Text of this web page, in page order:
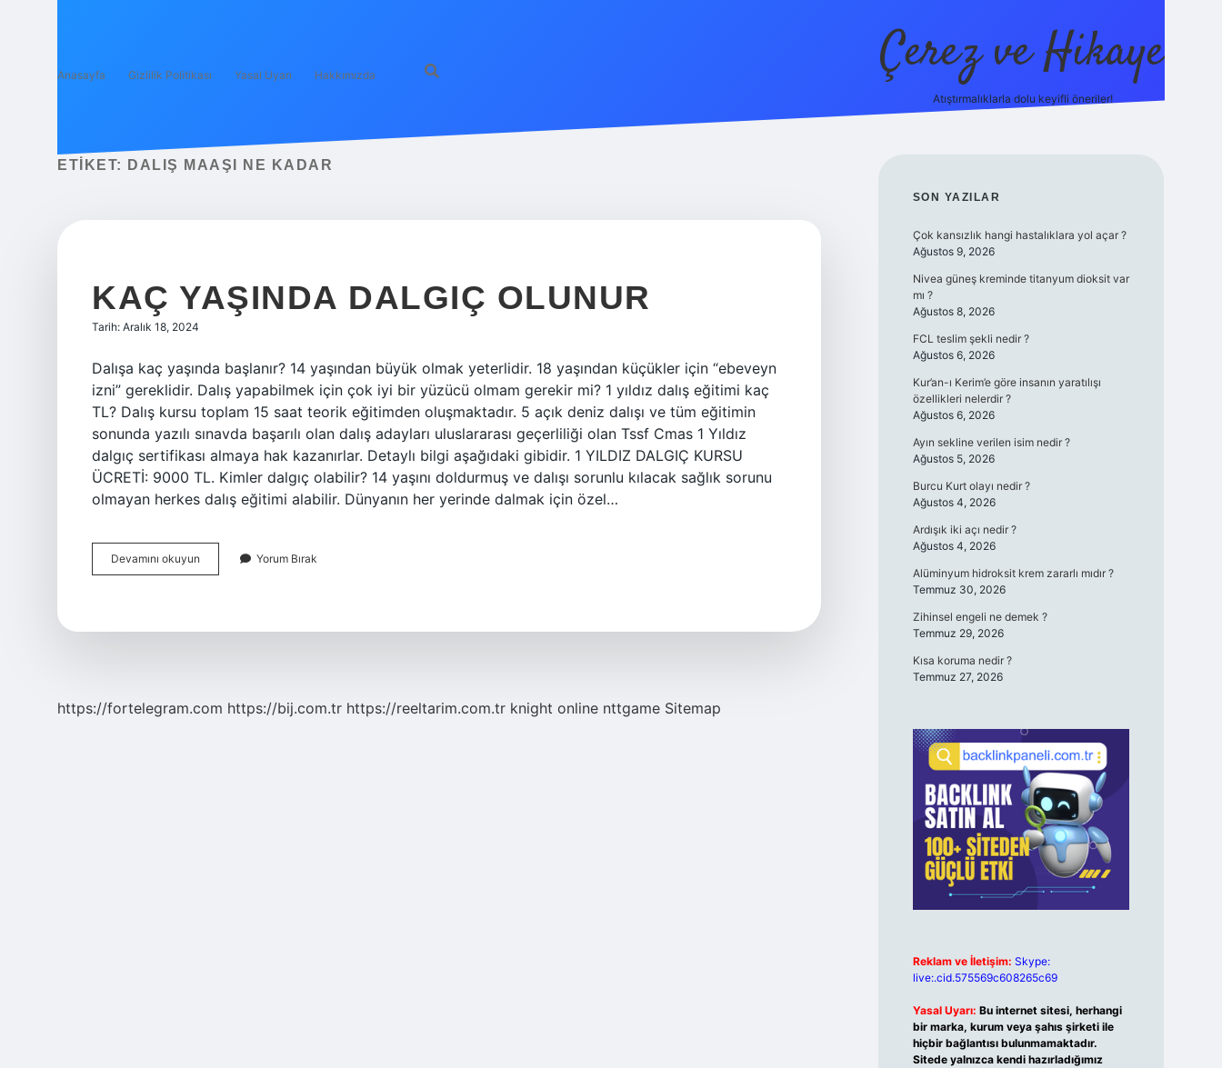
Anasayfa Gizlilik Politikası Yasal Uyarı Hakkımızda Çerez ve Hikaye
Atıştırmalıklarla dolu keyifli öneriler!
ETIKET: DALIŞ MAAŞI NE KADAR
KAÇ YAŞINDA DALGIÇ OLUNUR
Tarih: Aralık 18, 2024
Dalışa kaç yaşında başlanır? 14 yaşından büyük olmak yeterlidir. 18 yaşından küçükler için “ebeveyn
izni” gereklidir. Dalış yapabilmek için çok iyi bir yüzücü olmam gerekir mi? 1 yıldız dalış eğitimi kaç
TL? Dalış kursu toplam 15 saat teorik eğitimden oluşmaktadır. 5 açık deniz dalışı ve tüm eğitimin
sonunda yazılı sınavda başarılı olan dalış adayları uluslararası geçerliliği olan Tssf Cmas 1 Yıldız
dalgıç sertifikası almaya hak kazanırlar. Detaylı bilgi aşağıdaki gibidir. 1 YILDIZ DALGIÇ KURSU
ÜCRETİ: 9000 TL. Kimler dalgıç olabilir? 14 yaşını doldurmuş ve dalışı sorunlu kılacak sağlık sorunu
olmayan herkes dalış eğitimi alabilir. Dünyanın her yerinde dalmak için özel…
Devamını okuyun
Yaşında
Yorum Bırak
https://fortelegram.com https://bij.com.tr https://reeltarim.com.tr knight online nttgame Sitemap
SIDEBAR
SON YAZILAR
Çok kansızlık hangi hastalıklara yol açar ?
Ağustos 9, 2026
Nivea güneş kreminde titanyum dioksit var
mı ?
Ağustos 8, 2026
FCL teslim şekli nedir ?
Ağustos 6, 2026
Kur’an-ı Kerim’e göre insanın yaratılışı
özellikleri nelerdir ?
Ağustos 6, 2026
Ayın sekline verilen isim nedir ?
Ağustos 5, 2026
Burcu Kurt olayı nedir ?
Ağustos 4, 2026
Ardışık iki açı nedir ?
Ağustos 4, 2026
Alüminyum hidroksit krem zararlı mıdır ?
Temmuz 30, 2026
Zihinsel engeli ne demek ?
Temmuz 29, 2026
Kısa koruma nedir ?
Temmuz 27, 2026
Reklam ve İletişim: Skype:
live:.cid.575569c608265c69
Yasal Uyarı: Bu internet sitesi, herhangi
bir marka, kurum veya şahıs şirketi ile
hiçbir bağlantısı bulunmamaktadır.
Sitede yalnızca kendi hazırladığımız